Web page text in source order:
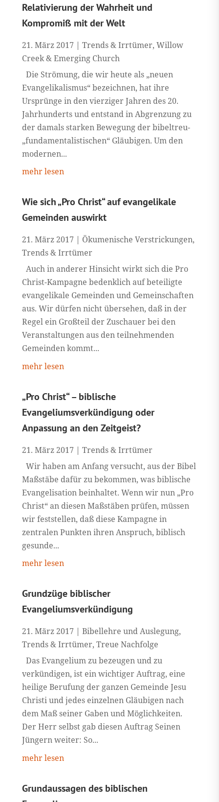
Relativierung der Wahrheit und
Kompromiß mit der Welt
21. März 2017 | Trends & Irrtümer, Willow
Creek & Emerging Church
Die Strömung, die wir heute als „neuen
Evangelikalismus“ bezeichnen, hat ihre
Ursprünge in den vierziger Jahren des 20.
Jahrhunderts und entstand in Abgrenzung zu
der damals starken Bewegung der bibeltreu-
„fundamentalistischen“ Gläubigen. Um den
modernen...
mehr lesen
Wie sich „Pro Christ“ auf evangelikale
Gemeinden auswirkt
21. März 2017 | Ökumenische Verstrickungen,
Trends & Irrtümer
Auch in anderer Hinsicht wirkt sich die Pro
Christ-Kampagne bedenklich auf beteiligte
evangelikale Gemeinden und Gemeinschaften
aus. Wir dürfen nicht übersehen, daß in der
Regel ein Großteil der Zuschauer bei den
Veranstaltungen aus den teilnehmenden
Gemeinden kommt...
mehr lesen
„Pro Christ“ – biblische
Evangeliumsverkündigung oder
Anpassung an den Zeitgeist?
21. März 2017 | Trends & Irrtümer
Wir haben am Anfang versucht, aus der Bibel
Maßstäbe dafür zu bekommen, was biblische
Evangelisation beinhaltet. Wenn wir nun „Pro
Christ“ an diesen Maßstäben prüfen, müssen
wir feststellen, daß diese Kampagne in
zentralen Punkten ihren Anspruch, biblisch
gesunde...
mehr lesen
Grundzüge biblischer
Evangeliumsverkündigung
21. März 2017 | Bibellehre und Auslegung,
Trends & Irrtümer, Treue Nachfolge
Das Evangelium zu bezeugen und zu
verkündigen, ist ein wichtiger Auftrag, eine
heilige Berufung der ganzen Gemeinde Jesu
Christi und jedes einzelnen Gläubigen nach
dem Maß seiner Gaben und Möglichkeiten.
Der Herr selbst gab diesen Auftrag Seinen
Jüngern weiter: So...
mehr lesen
Grundaussagen des biblischen